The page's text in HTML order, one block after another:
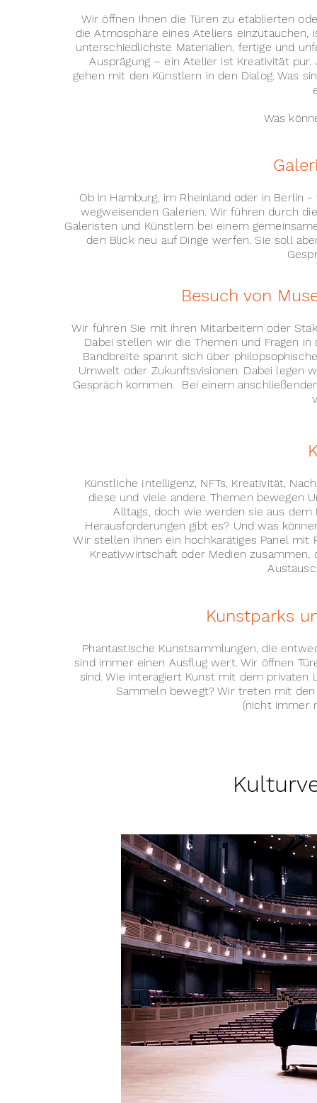
Wir öffnen Ihnen die Türen zu etablierten
die Atmosphäre eines Ateliers
unterschiedlichste Materialien, fertige und
Ausprägung – ein Atelier ist Kreativität
gehen mit den Künstlern in den Dialog. Was
Was
Ob in Hamburg, im Rheinland oder in Berlin
wegweisenden Galerien. Wir führen durch
Galeristen und Künstlern bei einem
den Blick neu auf Dinge werfen. Sie soll
Besuch von
Wir führen Sie mit ihren Mitarbeitern oder
Dabei stellen wir die Themen und Fragen
Bandbreite spannt sich über
Umwelt oder Zukunftsvisionen. Dabei legen
Gespräch kommen. Bei einem
Künstliche Intelligenz, NFTs, Kreativität,
diese und viele andere Themen bewegen
Alltags, doch wie werden sie aus dem
Herausforderungen gibt es? Und was
Wir stellen Ihnen ein hochkarätiges Panel mit
Kreativwirtschaft oder Medien
Kunstparks
Phantastische Kunstsammlungen, die
sind immer einen Ausflug wert. Wir öffnen
sind. Wie interagiert Kunst mit dem privaten
Sammeln bewegt? Wir treten mit
(nicht immer